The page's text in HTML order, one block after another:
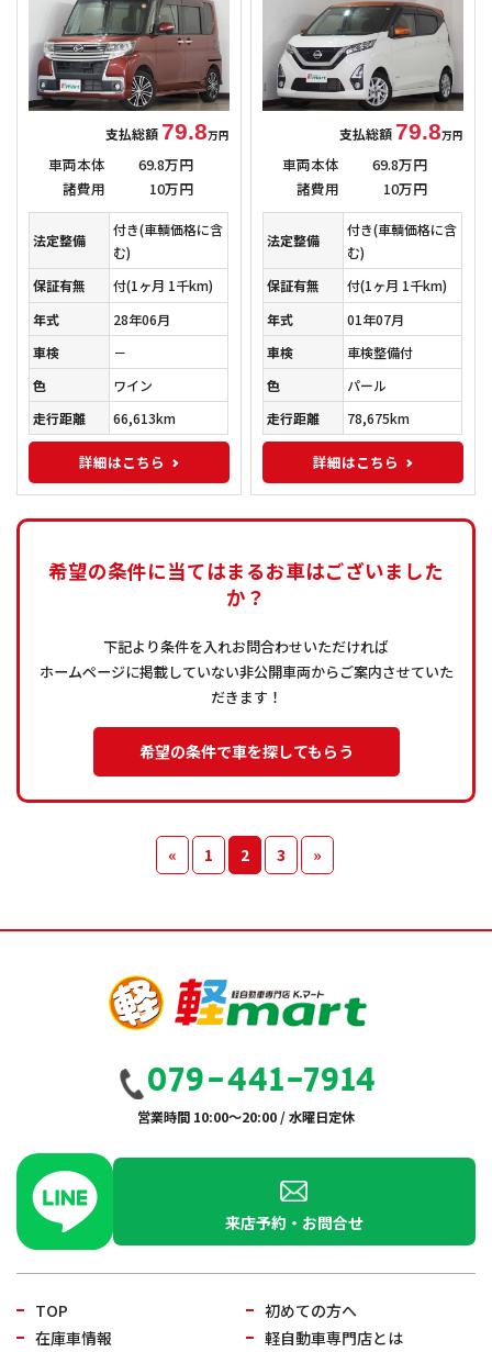
支払総額 79.8万円
車両本体
69.8万円
諸費用
10万円
法定整備
付き(車輌価格に含
む)
保証有無
付(1ヶ月 1千km)
年式
28年06月
車検
－
色
ワイン
走行距離
66,613km
詳細はこちら
支払総額 79.8万円
車両本体
69.8万円
諸費用
10万円
法定整備
付き(車輌価格に含
む)
保証有無
付(1ヶ月 1千km)
年式
01年07月
車検
車検整備付
色
パール
走行距離
78,675km
詳細はこちら
希望の条件に当てはまるお車はございました
か？
下記より条件を入れお問合わせいただければ
ホームページに掲載していない非公開車両からご案内させていた
だきます！
希望の条件で車を探してもらう
« 1 2 3 »
079-441-7914
営業時間 10:00～20:00 / 水曜日定休
来店予約・お問合せ
TOP
初めての方へ
在庫車情報
軽自動車専門店とは